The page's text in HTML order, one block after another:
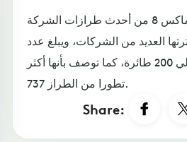
وتعد طائرتا بوينغ 737 ماكس 8 من أحدث طرازات الشركة
العديد من الشركات، ويبلغ عدد
الطائرات المباعة حوالي 200 طائرة، كما توصف بأنها أكثر
تطورا من الطراز 737.
Share: